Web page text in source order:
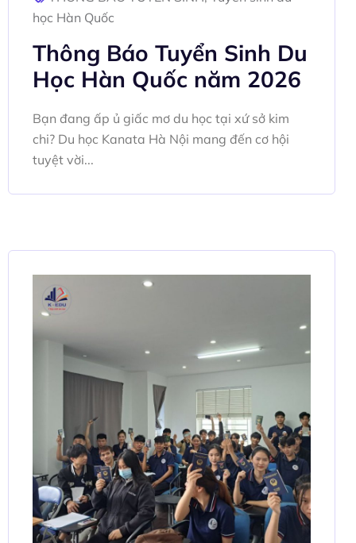
học Hàn Quốc
Thông Báo Tuyển Sinh Du
Học Hàn Quốc năm 2026
Bạn đang ấp ủ giấc mơ du học tại xứ sở kim
chi? Du học Kanata Hà Nội mang đến cơ hội
tuyệt vời...